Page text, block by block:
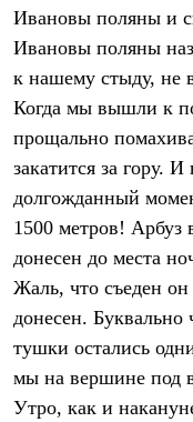
Теплое термобелье
Легкое термобелье
Флисовая одежда
Брюки
Детская одежда
Комбинезоны
Куртки
Брюки
Утепленная синтетикой
Комбинезоны
Куртки
Лёгкая одежда
Футболки
Брюки
Софтшелл одежда
Ивановы поляны и
Ивановы поляны
к нашему стыду, не
Когда мы вышли к
прощально
закатится за гору.
долгожданный
1500 метров! Арбуз
донесен до места
Жаль, что съеден
донесен. Буквально
тушки остались
мы на вершине под
Утро, как и